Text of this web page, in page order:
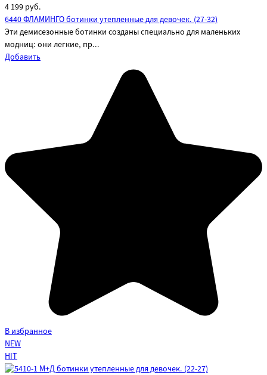
4 199 руб.
6440 ФЛАМИНГО ботинки утепленные для девочек. (27-32)
Эти демисезонные ботинки созданы специально для маленьких
модниц: они легкие, пр...
Добавить
В избранное
NEW
HIT